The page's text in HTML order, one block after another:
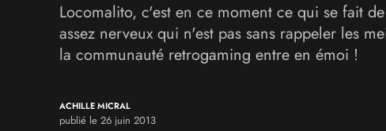
Locomalito, c'est en ce moment ce qui se fait
assez nerveux qui n'est pas sans rappeler les
la communauté retrogaming entre en émoi !
ACHILLE MICRAL
publié le 26 juin 2013